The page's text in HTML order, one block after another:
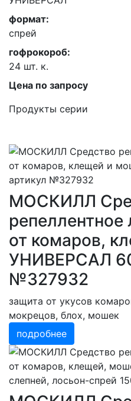
формат:
спрей
гофрокороб:
24 шт. к.
Цена по запросу
Продукты серии
МОСКИЛЛ
от комаров,
УНИВЕРСАЛ
№327932
защита от укусов
мокрецов, блох, мошек
подробнее